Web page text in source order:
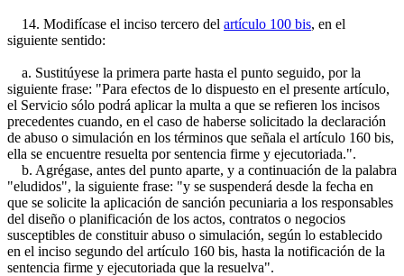
14. Modifícase el inciso tercero del artículo 100 bis, en el
siguiente sentido:
a. Sustitúyese la primera parte hasta el punto seguido, por la
siguiente frase: "Para efectos de lo dispuesto en el presente artículo,
el Servicio sólo podrá aplicar la multa a que se refieren los incisos
precedentes cuando, en el caso de haberse solicitado la declaración
de abuso o simulación en los términos que señala el artículo 160 bis,
ella se encuentre resuelta por sentencia firme y ejecutoriada.".
b. Agrégase, antes del punto aparte, y a continuación de la palabra
"eludidos", la siguiente frase: "y se suspenderá desde la fecha en
que se solicite la aplicación de sanción pecuniaria a los responsables
del diseño o planificación de los actos, contratos o negocios
susceptibles de constituir abuso o simulación, según lo establecido
en el inciso segundo del artículo 160 bis, hasta la notificación de la
sentencia firme y ejecutoriada que la resuelva".